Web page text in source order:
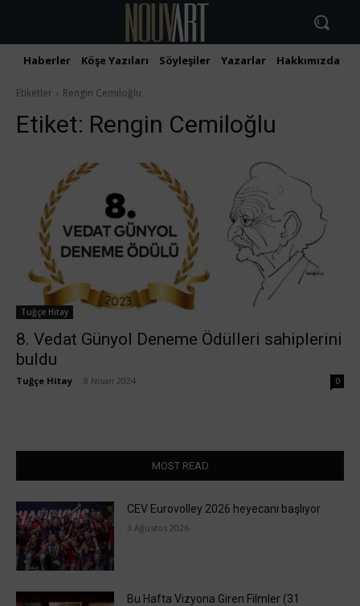
Haberler Köşe Yazıları Söyleşiler Yazarlar Hakkımızda
Etiketler Rengin Cemiloğlu
Etiket: Rengin Cemiloğlu
Tuğçe Hitay
8. Vedat Günyol Deneme Ödülleri sahiplerini
buldu
Tuğçe Hitay 8 Nisan 2024 0
MOST READ
CEV Eurovolley 2026 heyecanı başlıyor
3 Ağustos 2026
Bu Hafta Vizyona Giren Filmler (31